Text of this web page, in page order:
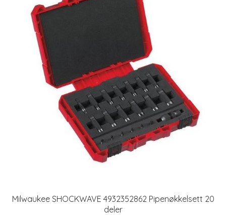
Milwaukee SHOCKWAVE 4932352862 Pipenøkkelsett 20
deler